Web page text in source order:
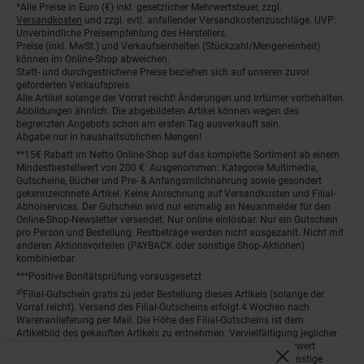
Fußnoten
*Alle Preise in Euro (€) inkl. gesetzlicher Mehrwertsteuer, zzgl.
Versandkosten und zzgl. evtl. anfallender Versandkostenzuschläge. UVP:
Unverbindliche Preisempfehlung des Herstellers.
Preise (inkl. MwSt.) und Verkaufseinheiten (Stückzahl/Mengeneinheit)
können im Online-Shop abweichen.
Statt- und durchgestrichene Preise beziehen sich auf unseren zuvor
geforderten Verkaufspreis.
Alle Artikel solange der Vorrat reicht! Änderungen und Irrtümer vorbehalten.
Abbildungen ähnlich. Die abgebildeten Artikel können wegen des
begrenzten Angebots schon am ersten Tag ausverkauft sein.
Abgabe nur in haushaltsüblichen Mengen!
**15€ Rabatt im Netto Online-Shop auf das komplette Sortiment ab einem
Mindestbestellwert von 200 €. Ausgenommen: Kategorie Multimedia,
Gutscheine, Bücher und Pre- & Anfangsmilchnahrung sowie gesondert
gekennzeichnete Artikel. Keine Anrechnung auf Versandkosten und Filial-
Abholservices. Der Gutschein wird nur einmalig an Neuanmelder für den
Online-Shop-Newsletter versendet. Nur online einlösbar. Nur ein Gutschein
pro Person und Bestellung. Restbeträge werden nicht ausgezahlt. Nicht mit
anderen Aktionsvorteilen (PAYBACK oder sonstige Shop-Aktionen)
kombinierbar.
***Positive Bonitätsprüfung vorausgesetzt
²⁰Filial-Gutschein gratis zu jeder Bestellung dieses Artikels (solange der
Vorrat reicht). Versand des Filial-Gutscheins erfolgt 4 Wochen nach
Warenanlieferung per Mail. Die Höhe des Filial-Gutscheins ist dem
Artikelbild des gekauften Artikels zu entnehmen. Vervielfältigung jeglicher
Art nicht gestattet. Der Filial-Gutschein ist ohne Mindesteinkaufswert
einlösbar. Nicht mit anderen Aktionsvorteilen (PAYBACK oder sonstige